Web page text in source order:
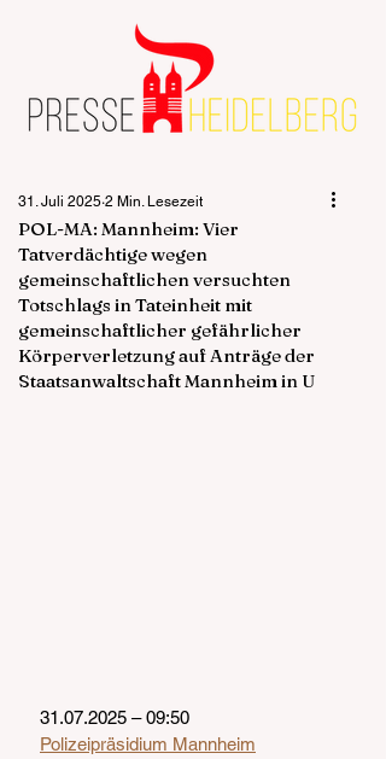
POL-MA: Mannheim: Vier
Tatverdächtige wegen
gemeinschaftlichen versuchten
Totschlags in Tateinheit mit
gemeinschaftlicher gefährlicher
Körperverletzung auf Anträge der
Staatsanwaltschaft Mannheim in U
31. Juli 2025 2 Min. Lesezeit
31.07.2025 – 09:50
Polizeipräsidium Mannheim